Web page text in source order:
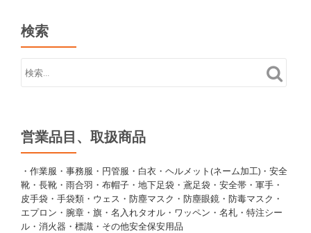
検索
営業品目、取扱商品
・作業服・事務服・円管服・白衣・ヘルメット(ネーム加工)・安全
靴・長靴・雨合羽・布帽子・地下足袋・鳶足袋・安全帯・軍手・
皮手袋・手袋類・ウェス・防塵マスク・防塵眼鏡・防毒マスク・
エプロン・腕章・旗・名入れタオル・ワッペン・名札・特注シー
ル・消火器・標識・その他安全保安用品